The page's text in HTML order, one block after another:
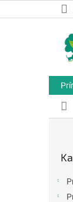
na